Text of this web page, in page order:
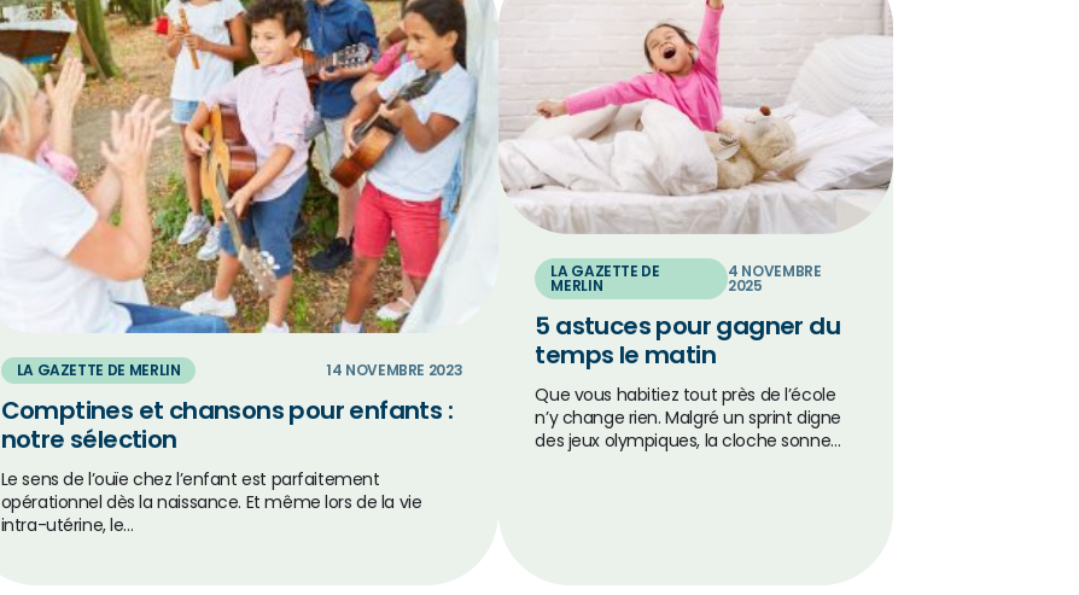
LA GAZETTE DE MERLIN 14 NOVEMBRE 2023
Comptines et chansons pour enfants :
notre sélection
Le sens de l’ouïe chez l’enfant est parfaitement
opérationnel dès la naissance. Et même lors de la vie
intra-utérine, le…
LA GAZETTE DE
MERLIN
4 NOVEMBRE
2025
5 astuces pour gagner du
temps le matin
Que vous habitiez tout près de l’école
n’y change rien. Malgré un sprint digne
des jeux olympiques, la cloche sonne…